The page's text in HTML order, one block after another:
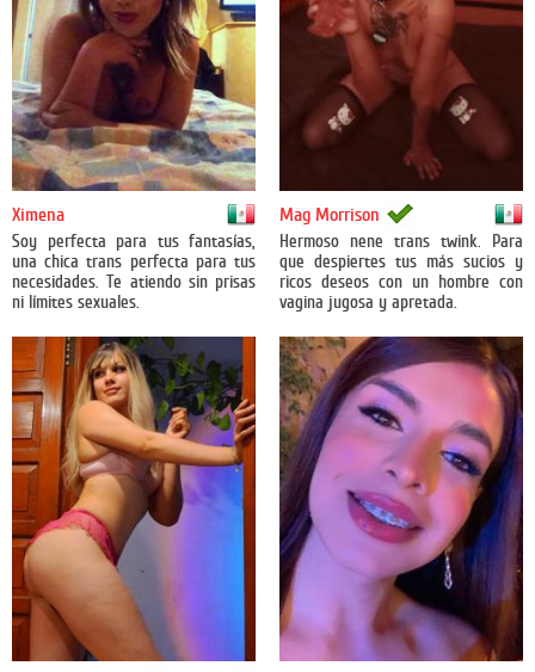
Ximena
Soy perfecta para tus fantasías,
una chica trans perfecta para tus
necesidades. Te atiendo sin prisas
ni límites sexuales.
México
Mag Morrison
Hermoso nene trans twink. Para
que despiertes tus más sucios y
ricos deseos con un hombre con
vagina jugosa y apretada.